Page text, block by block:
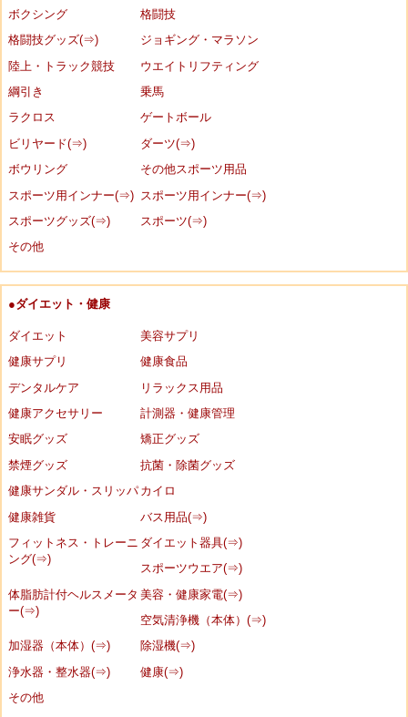
ボクシング
格闘技
格闘技グッズ(⇒)
ジョギング・マラソン
陸上・トラック競技
ウエイトリフティング
綱引き
乗馬
ラクロス
ゲートボール
ビリヤード(⇒)
ダーツ(⇒)
ボウリング
その他スポーツ用品
スポーツ用インナー(⇒)
スポーツ用インナー(⇒)
スポーツグッズ(⇒)
スポーツ(⇒)
その他
●ダイエット・健康
ダイエット
美容サプリ
健康サプリ
健康食品
デンタルケア
リラックス用品
健康アクセサリー
計測器・健康管理
安眠グッズ
矯正グッズ
禁煙グッズ
抗菌・除菌グッズ
健康サンダル・スリッパ カイロ
健康雑貨
バス用品(⇒)
フィットネス・トレーニ
ング(⇒)
ダイエット器具(⇒)
スポーツウエア(⇒)
体脂肪計付ヘルスメータ
ー(⇒)
美容・健康家電(⇒)
空気清浄機（本体）(⇒)
加湿器（本体）(⇒)
除湿機(⇒)
浄水器・整水器(⇒)
健康(⇒)
その他